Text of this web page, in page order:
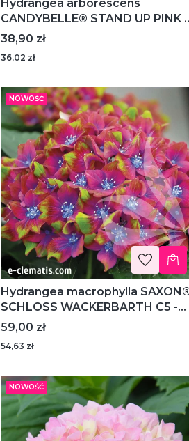
Hydrangea arborescens
CANDYBELLE® STAND UP PINK -
hortensja krzewiasta
Cena
38,90 zł
36,02 zł
NOWOŚĆ
Hydrangea macrophylla SAXON®
SCHLOSS WACKERBARTH C5 -
hortensja ogrodowa
Cena
59,00 zł
54,63 zł
NOWOŚĆ